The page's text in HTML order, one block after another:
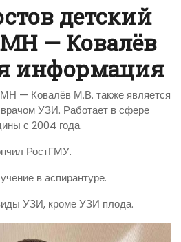
детский
— Ковалёв
информация
— Ковалёв М.В. также является
УЗИ. Работает в сфере
с 2004 года.
РостГМУ.
в аспирантуре.
УЗИ, кроме УЗИ плода.